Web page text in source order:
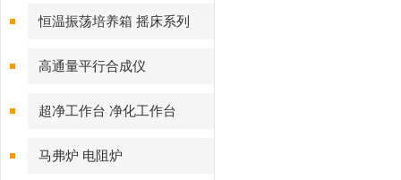
恒温振荡培养箱 摇床系列
高通量平行合成仪
超净工作台 净化工作台
马弗炉 电阻炉